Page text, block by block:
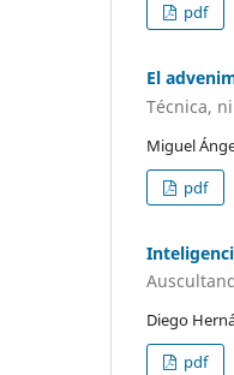
pdf
El
Técnica,
Miguel
pdf
Diego
pdf